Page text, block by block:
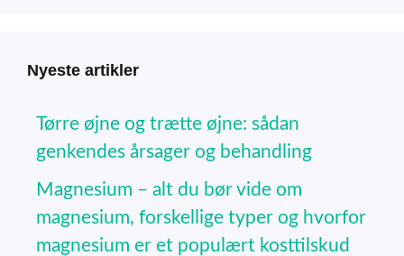
Nyeste artikler
Tørre øjne og trætte øjne: sådan
genkendes årsager og behandling
Magnesium – alt du bør vide om
magnesium, forskellige typer og hvorfor
magnesium er et populært kosttilskud